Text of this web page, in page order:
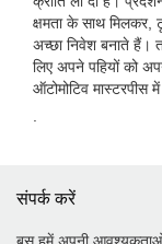
क्षमता के साथ मिलकर,
अच्छा निवेश बनाते
लिए अपने पहियों को
ऑटोमोटिव मास्टरपीस
संपर्क करें